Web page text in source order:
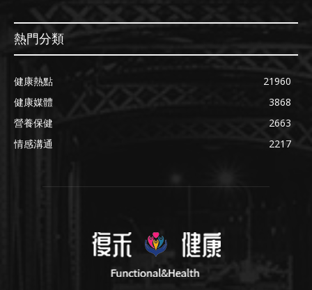
熱門分類
健康熱點
21960
健康媒體
3868
營養保健
2663
情感溝通
2217